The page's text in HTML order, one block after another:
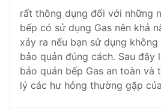
rất thông dụng đối với những
bếp có sử dụng Gas nên khả
xảy ra nếu bạn sử dụng
bảo quản đúng cách. Sau đây
bảo quản bếp Gas an toàn và
lý các hư hỏng thường gặp